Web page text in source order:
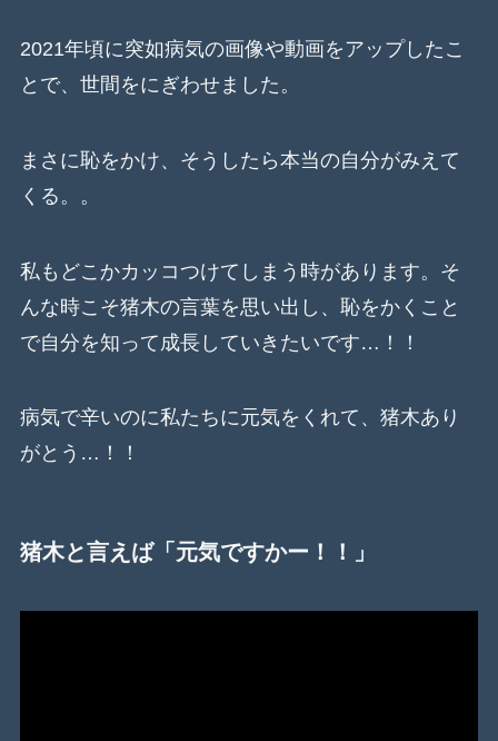
2021年頃に突如病気の画像や動画をアップしたこ
とで、世間をにぎわせました。
まさに恥をかけ、そうしたら本当の自分がみえて
くる。。
私もどこかカッコつけてしまう時があります。そ
んな時こそ猪木の言葉を思い出し、恥をかくこと
で自分を知って成長していきたいです…！！
病気で辛いのに私たちに元気をくれて、猪木あり
がとう…！！
猪木と言えば「元気ですかー！！」